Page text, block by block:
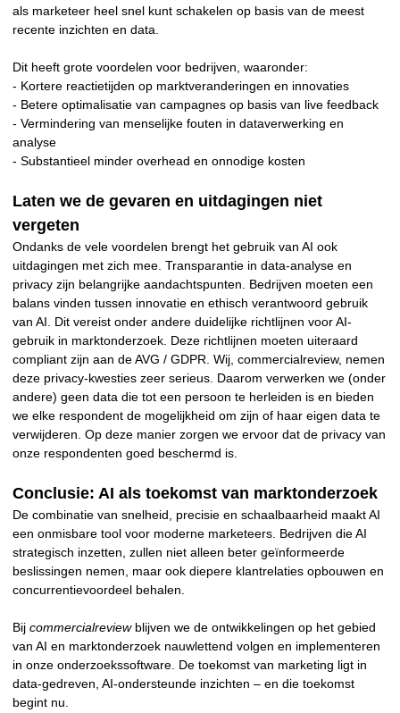
als marketeer heel snel kunt schakelen op basis van de meest
recente inzichten en data.
Dit heeft grote voordelen voor bedrijven, waaronder:
- Kortere reactietijden op marktveranderingen en innovaties
- Betere optimalisatie van campagnes op basis van live feedback
- Vermindering van menselijke fouten in dataverwerking en
analyse
- Substantieel minder overhead en onnodige kosten
Laten we de gevaren en uitdagingen niet
vergeten
Ondanks de vele voordelen brengt het gebruik van AI ook
uitdagingen met zich mee. Transparantie in data-analyse en
privacy zijn belangrijke aandachtspunten. Bedrijven moeten een
balans vinden tussen innovatie en ethisch verantwoord gebruik
van AI. Dit vereist onder andere duidelijke richtlijnen voor AI-
gebruik in marktonderzoek. Deze richtlijnen moeten uiteraard
compliant zijn aan de AVG / GDPR. Wij, commercialreview, nemen
deze privacy-kwesties zeer serieus. Daarom verwerken we (onder
andere) geen data die tot een persoon te herleiden is en bieden
we elke respondent de mogelijkheid om zijn of haar eigen data te
verwijderen. Op deze manier zorgen we ervoor dat de privacy van
onze respondenten goed beschermd is.
Conclusie: AI als toekomst van marktonderzoek
De combinatie van snelheid, precisie en schaalbaarheid maakt AI
een onmisbare tool voor moderne marketeers. Bedrijven die AI
strategisch inzetten, zullen niet alleen beter geïnformeerde
beslissingen nemen, maar ook diepere klantrelaties opbouwen en
concurrentievoordeel behalen.
Bij commercialreviewblijven we de ontwikkelingen op het gebied
van AI en marktonderzoek nauwlettend volgen en implementeren
in onze onderzoekssoftware. De toekomst van marketing ligt in
data-gedreven, AI-ondersteunde inzichten – en die toekomst
begint nu.